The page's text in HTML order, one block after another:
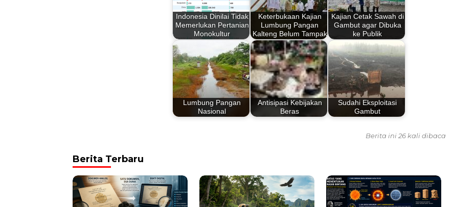
Indonesia Dinilai Tidak
Memerlukan Pertanian
Monokultur
Keterbukaan Kajian
Lumbung Pangan
Kalteng Belum Tampak
Kajian Cetak Sawah di
Gambut agar Dibuka
ke Publik
Lumbung Pangan
Nasional
Antisipasi Kebijakan
Beras
Sudahi Eksploitasi
Gambut
Berita ini 26 kali dibaca
Berita Terbaru